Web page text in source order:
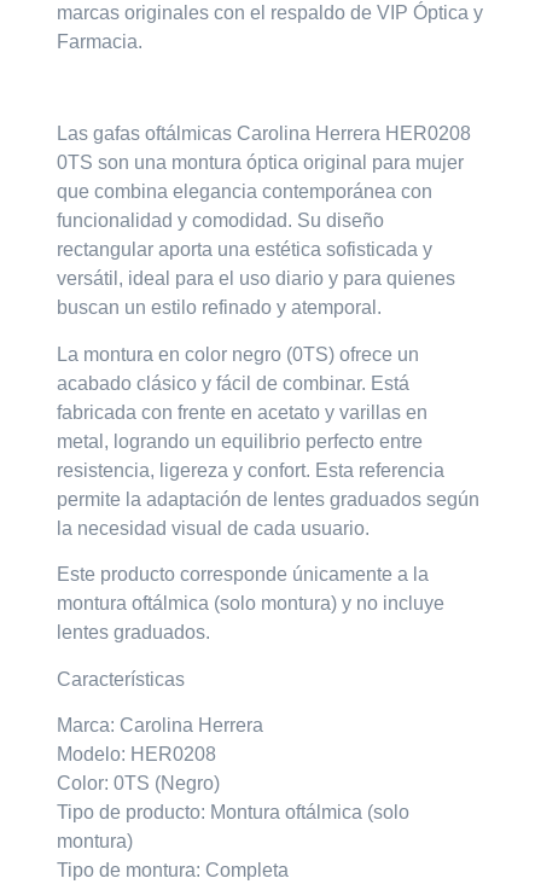
marcas originales con el respaldo deVIP Óptica y
Farmacia.
Las gafas oftálmicas Carolina Herrera HER0208
0TS son una montura óptica original para mujer
que combina elegancia contemporánea con
funcionalidad y comodidad. Su diseño
rectangular aporta una estética sofisticada y
versátil, ideal para el uso diario y para quienes
buscan un estilo refinado y atemporal.
La montura en color negro (0TS) ofrece un
acabado clásico y fácil de combinar. Está
fabricada con frente en acetato y varillas en
metal, logrando un equilibrio perfecto entre
resistencia, ligereza y confort. Esta referencia
permite la adaptación de lentes graduados según
la necesidad visual de cada usuario.
Este producto corresponde únicamente a la
montura oftálmica (solo montura) y no incluye
lentes graduados.
Características
Marca: Carolina Herrera
Modelo: HER0208
Color: 0TS (Negro)
Tipo de producto: Montura oftálmica (solo
montura)
Tipo de montura: Completa